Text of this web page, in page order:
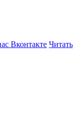
Вконтакте Читать